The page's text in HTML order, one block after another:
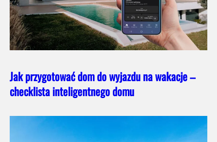
Jak przygotować dom do wyjazdu na wakacje –
checklista inteligentnego domu